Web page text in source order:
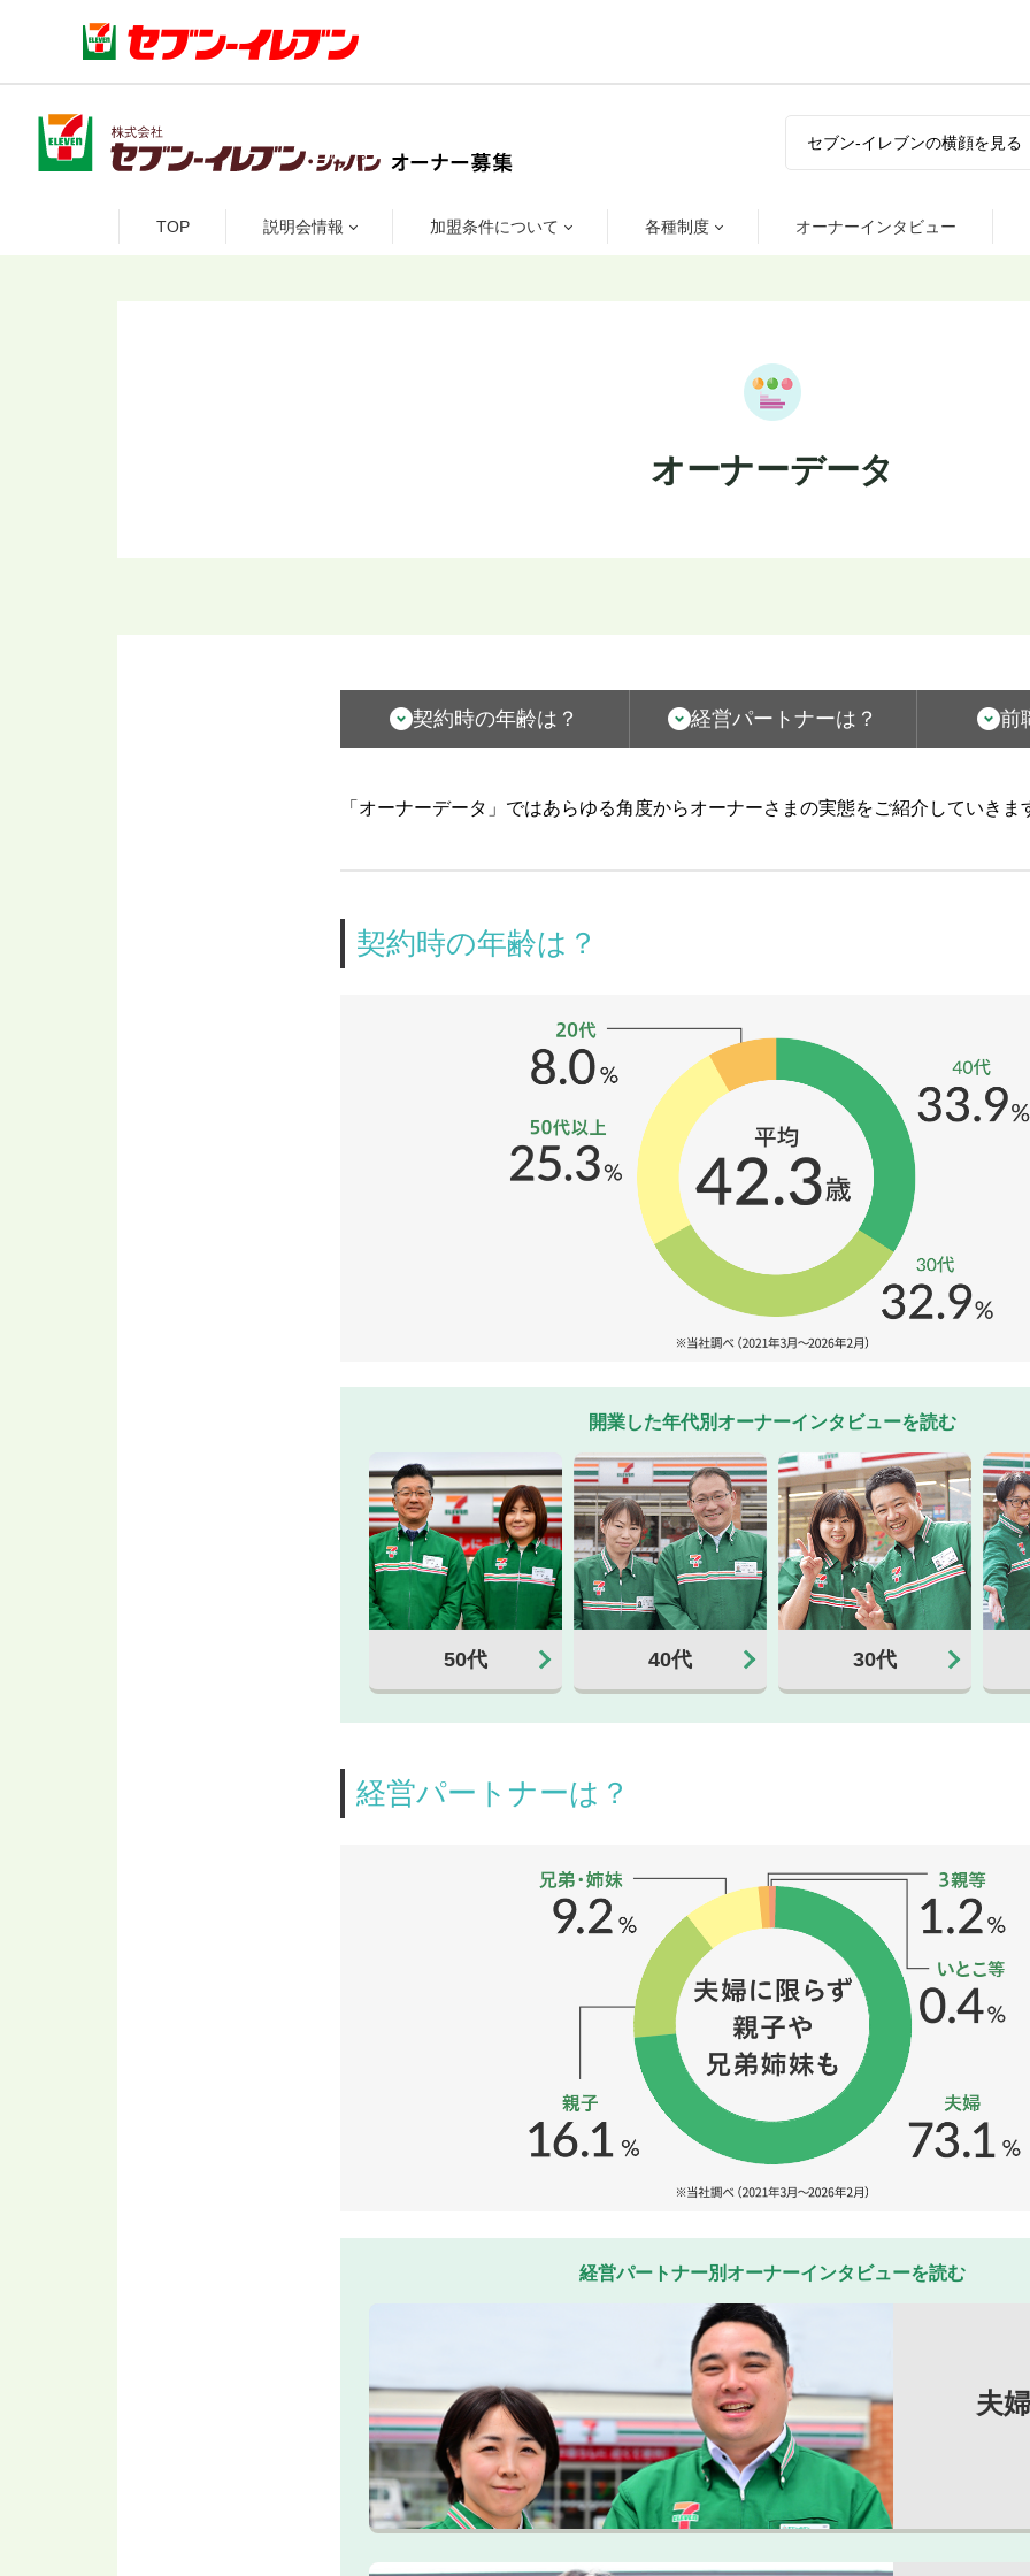
セブン-イレブンの横顔を見る
TOP 説明会情報 加盟条件について 各種制度 オーナーインタビュー
オーナーデータ
契約時の年齢は？ 経営パートナーは？ 前
「オーナーデータ」ではあらゆる角度からオーナーさまの実態をご紹介していきま
契約時の年齢は？
開業した年代別オーナーインタビューを読む
50代 40代 30代
経営パートナーは？
経営パートナー別オーナーインタビューを読む
夫